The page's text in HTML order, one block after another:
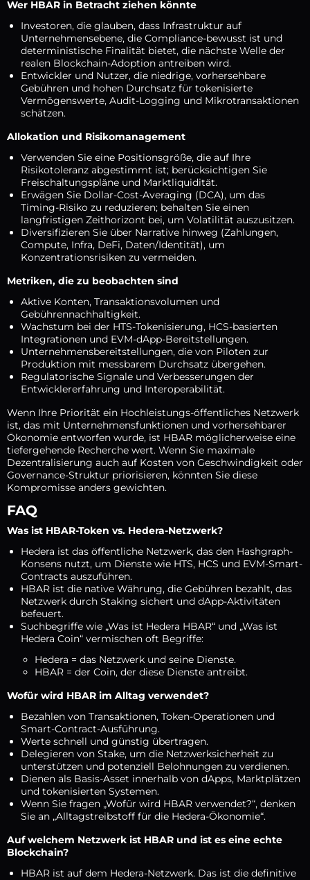
Wer HBAR in Betracht ziehen könnte
Investoren, die glauben, dass Infrastruktur auf
Unternehmensebene, die Compliance-bewusst ist und
deterministische Finalität bietet, die nächste Welle der
realen Blockchain-Adoption antreiben wird.
Entwickler und Nutzer, die niedrige, vorhersehbare
Gebühren und hohen Durchsatz für tokenisierte
Vermögenswerte, Audit-Logging und Mikrotransaktionen
schätzen.
Allokation und Risikomanagement
Verwenden Sie eine Positionsgröße, die auf Ihre
Risikotoleranz abgestimmt ist; berücksichtigen Sie
Freischaltungspläne und Marktliquidität.
Erwägen Sie Dollar-Cost-Averaging (DCA), um das
Timing-Risiko zu reduzieren; behalten Sie einen
langfristigen Zeithorizont bei, um Volatilität auszusitzen.
Diversifizieren Sie über Narrative hinweg (Zahlungen,
Compute, Infra, DeFi, Daten/Identität), um
Konzentrationsrisiken zu vermeiden.
Metriken, die zu beobachten sind
Aktive Konten, Transaktionsvolumen und
Gebührennachhaltigkeit.
Wachstum bei der HTS-Tokenisierung, HCS-basierten
Integrationen und EVM-dApp-Bereitstellungen.
Unternehmensbereitstellungen, die von Piloten zur
Produktion mit messbarem Durchsatz übergehen.
Regulatorische Signale und Verbesserungen der
Entwicklererfahrung und Interoperabilität.
Wenn Ihre Priorität ein Hochleistungs-öffentliches Netzwerk
ist, das mit Unternehmensfunktionen und vorhersehbarer
Ökonomie entworfen wurde, ist HBAR möglicherweise eine
tiefergehende Recherche wert. Wenn Sie maximale
Dezentralisierung auch auf Kosten von Geschwindigkeit oder
Governance-Struktur priorisieren, könnten Sie diese
Kompromisse anders gewichten.
FAQ
Was ist HBAR-Token vs. Hedera-Netzwerk?
Hedera ist das öffentliche Netzwerk, das den Hashgraph-
Konsens nutzt, um Dienste wie HTS, HCS und EVM-Smart-
Contracts auszuführen.
HBAR ist die native Währung, die Gebühren bezahlt, das
Netzwerk durch Staking sichert und dApp-Aktivitäten
befeuert.
Suchbegriffe wie „Was ist Hedera HBAR“ und „Was ist
Hedera Coin“ vermischen oft Begriffe:
Hedera = das Netzwerk und seine Dienste.
HBAR = der Coin, der diese Dienste antreibt.
Wofür wird HBAR im Alltag verwendet?
Bezahlen von Transaktionen, Token-Operationen und
Smart-Contract-Ausführung.
Werte schnell und günstig übertragen.
Delegieren von Stake, um die Netzwerksicherheit zu
unterstützen und potenziell Belohnungen zu verdienen.
Dienen als Basis-Asset innerhalb von dApps, Marktplätzen
und tokenisierten Systemen.
Wenn Sie fragen „Wofür wird HBAR verwendet?“, denken
Sie an „Alltagstreibstoff für die Hedera-Ökonomie“.
Auf welchem Netzwerk ist HBAR und ist es eine echte
Blockchain?
HBAR ist auf dem Hedera-Netzwerk. Das ist die definitive